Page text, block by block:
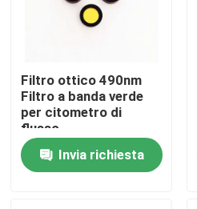
Casa
Prodotti
Filtro ottico 490nm
Filtro a banda verde
per citometro di
flusso
Invia richiesta